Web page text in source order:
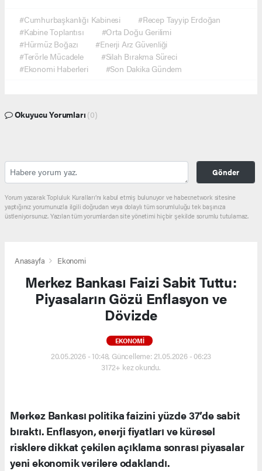
#Cumhurbaşkanlığı Kabinesi
#Recep Tayyip Erdoğan
#Kabine Toplantısı
#Orta Doğu Gerilimi
#Hürmüz Boğazı
#Enerji Arz Güvenliği
#Terörle Mücadele
#Silah Bırakma Süreci
#Ekonomi Haberleri
#Son Dakika Gündem
Okuyucu Yorumları (0)
Gönder
Yorum yazarak Topluluk Kuralları’nı kabul etmiş bulunuyor ve haber.network sitesine
yaptığınız yorumunuzla ilgili doğrudan veya dolaylı tüm sorumluluğu tek başınıza
üstleniyorsunuz. Yazılan tüm yorumlardan site yönetimi hiçbir şekilde sorumlu tutulamaz.
Anasayfa Ekonomi
Merkez Bankası Faizi Sabit Tuttu:
Piyasaların Gözü Enflasyon ve
Dövizde
EKONOMI
20.05.2026 - 10:48, Güncelleme: 21.05.2026 - 06:23
3172+ kez okundu.
Merkez Bankası politika faizini yüzde 37’de sabit
bıraktı. Enflasyon, enerji fiyatları ve küresel
risklere dikkat çekilen açıklama sonrası piyasalar
yeni ekonomik verilere odaklandı.